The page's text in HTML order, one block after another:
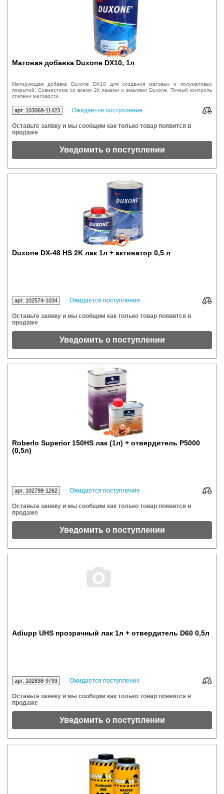
Матовая добавка Duxone DX10, 1л
Матирующая добавка Duxone DX10 для создания матовых и полуматовых
покрытий. Совместима со всеми 2К лаками и эмалями Duxone. Точный контроль
степени матовости.
арт. 103068-11423 Ожидается поступление
Оставьте заявку и мы сообщим как только товар появится в
продаже
Уведомить о поступлении
Duxone DX-48 HS 2K лак 1л + активатор 0,5 л
арт. 102574-1034 Ожидается поступление
Оставьте заявку и мы сообщим как только товар появится в
продаже
Уведомить о поступлении
Roberlo Superior 150HS лак (1л) + отвердитель Р5000
(0,5л)
арт. 102798-1262 Ожидается поступление
Оставьте заявку и мы сообщим как только товар появится в
продаже
Уведомить о поступлении
Аdiupp UHS прозрачный лак 1л + отвердитель D60 0,5л
арт. 102838-9793 Ожидается поступление
Оставьте заявку и мы сообщим как только товар появится в
продаже
Уведомить о поступлении